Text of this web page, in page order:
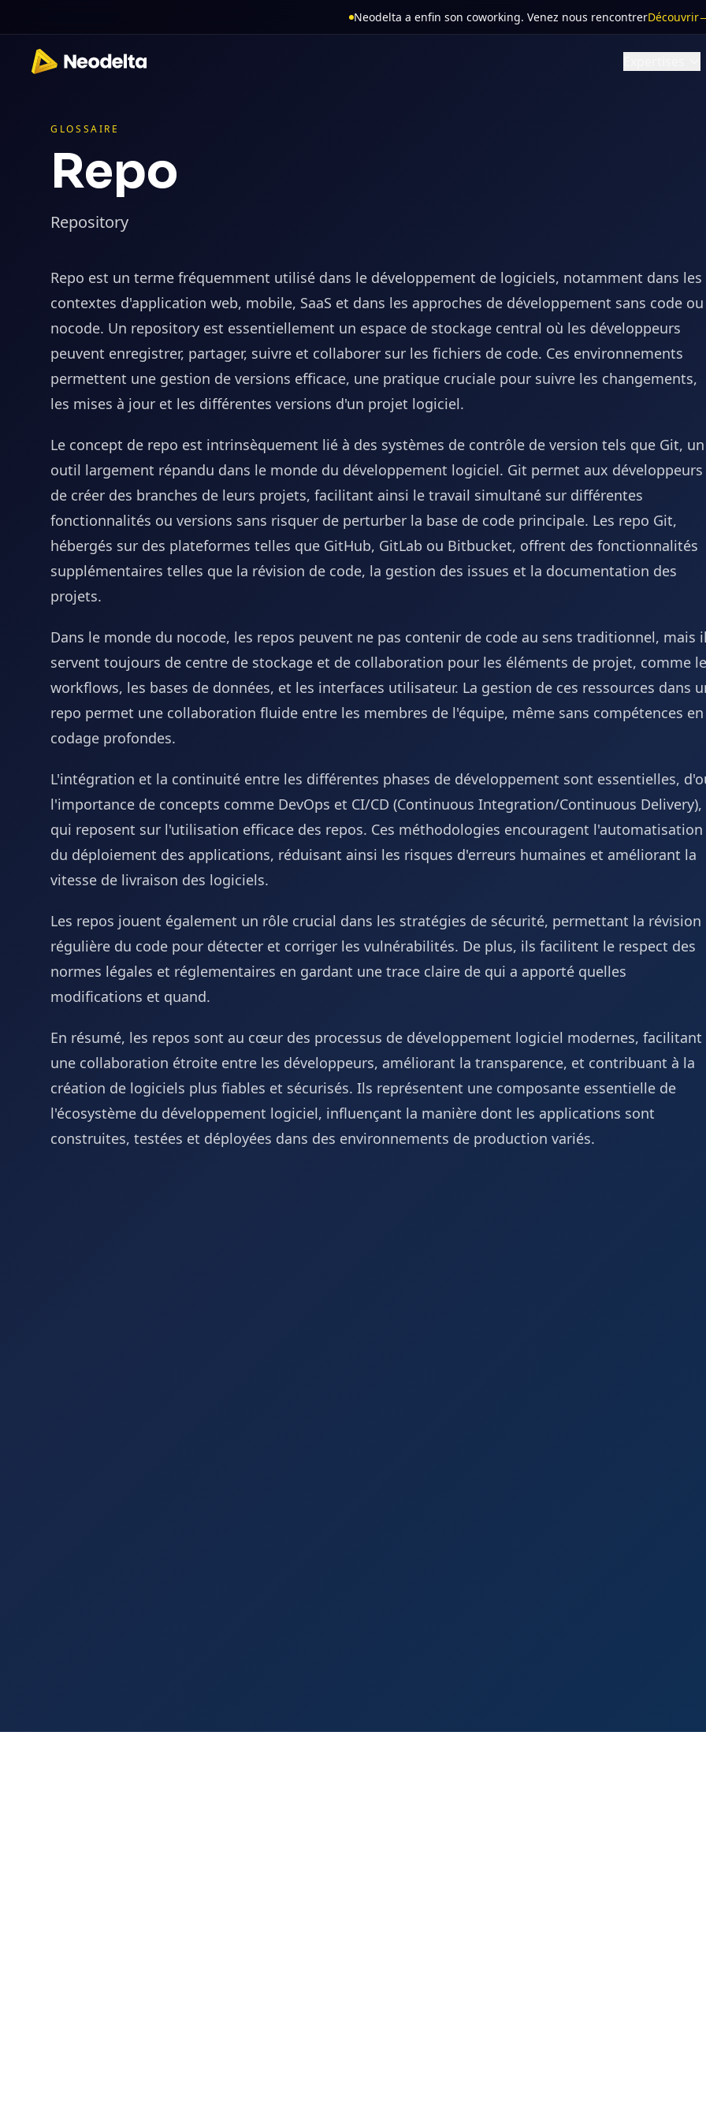
Neodelta a enfin son coworking. Venez nous rencontrerDécouvrir
GLOSSAIRE
Repo
Repository
Repo est un terme fréquemment utilisé dans le développement de logiciels, notamment dans les
contextes d'application web, mobile, SaaS et dans les approches de développement sans code ou
nocode. Un repository est essentiellement un espace de stockage central où les développeurs
peuvent enregistrer, partager, suivre et collaborer sur les fichiers de code. Ces environnements
permettent une gestion de versions efficace, une pratique cruciale pour suivre les changements,
les mises à jour et les différentes versions d'un projet logiciel.
Le concept de repo est intrinsèquement lié à des systèmes de contrôle de version tels que Git, un
outil largement répandu dans le monde du développement logiciel. Git permet aux développeurs
de créer des branches de leurs projets, facilitant ainsi le travail simultané sur différentes
fonctionnalités ou versions sans risquer de perturber la base de code principale. Les repo Git,
hébergés sur des plateformes telles que GitHub, GitLab ou Bitbucket, offrent des fonctionnalités
supplémentaires telles que la révision de code, la gestion des issues et la documentation des
projets.
Dans le monde du nocode, les repos peuvent ne pas contenir de code au sens traditionnel, mais
servent toujours de centre de stockage et de collaboration pour les éléments de projet, comme
workflows, les bases de données, et les interfaces utilisateur. La gestion de ces ressources dans
repo permet une collaboration fluide entre les membres de l'équipe, même sans compétences en
codage profondes.
L'intégration et la continuité entre les différentes phases de développement sont essentielles,
l'importance de concepts comme DevOps et CI/CD (Continuous Integration/Continuous Delivery),
qui reposent sur l'utilisation efficace des repos. Ces méthodologies encouragent l'automatisation
du déploiement des applications, réduisant ainsi les risques d'erreurs humaines et améliorant la
vitesse de livraison des logiciels.
Les repos jouent également un rôle crucial dans les stratégies de sécurité, permettant la révision
régulière du code pour détecter et corriger les vulnérabilités. De plus, ils facilitent le respect des
normes légales et réglementaires en gardant une trace claire de qui a apporté quelles
modifications et quand.
En résumé, les repos sont au cœur des processus de développement logiciel modernes, facilitant
une collaboration étroite entre les développeurs, améliorant la transparence, et contribuant à la
création de logiciels plus fiables et sécurisés. Ils représentent une composante essentielle de
l'écosystème du développement logiciel, influençant la manière dont les applications sont
construites, testées et déployées dans des environnements de production variés.